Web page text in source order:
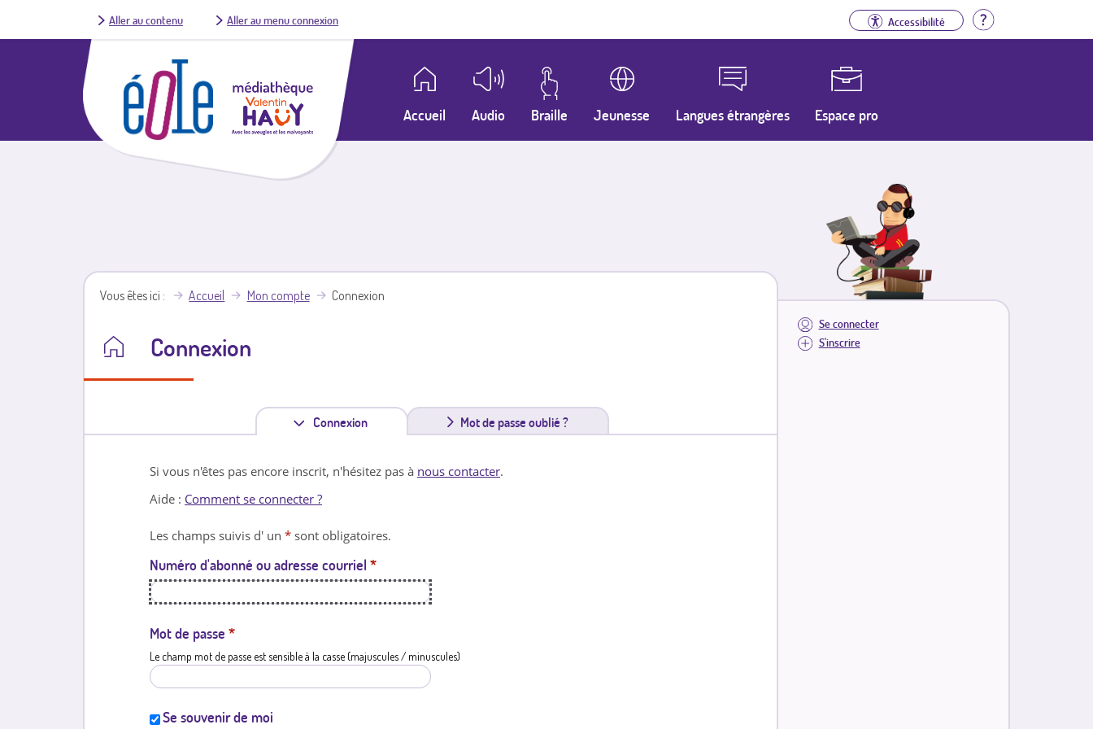
Aller au contenu Aller au menu connexion Accessibilité Aide
Accueil Audio Braille Jeunesse Langues étrangères Espace pro
Se connecter
S'inscrire
Vous êtes ici Accueil Mon compte Connexion
Connexion
Connexion
n
l
e
Mot de passe oublié ?
Si vous n'êtes pas encore inscrit, n'hésitez pas à nous contacter.
Aide : Comment se connecter ?
Les champs suivis d' un * sont obligatoires.
Numéro d'abonné ou adresse courriel *
Mot de passe *
Le champ mot de passe est sensible à la casse (majuscules / minuscules)
Se souvenir de moi